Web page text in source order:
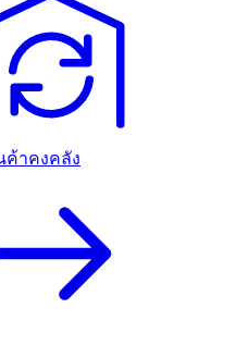
ค้าคงคลัง